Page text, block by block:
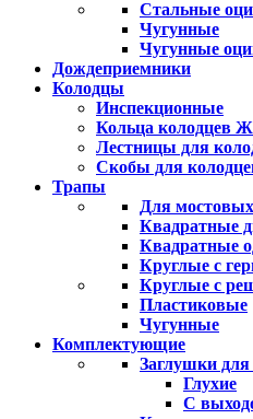
Стальные
Чугунные
Чугунные
Дождеприемники
Колодцы
Инспекционные
Кольца колодцев
Лестницы для
Скобы для
Трапы
Для
Квадратные
Квадратные
Круглые с
Круглые с
Пластиковые
Чугунные
Комплектующие
Заглушки
Глухие
С